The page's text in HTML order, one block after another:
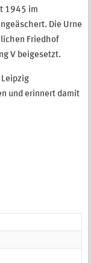
1945 im
Die Urne
Friedhof
V beigesetzt.
und erinnert damit